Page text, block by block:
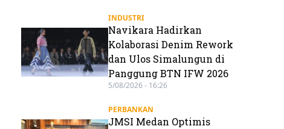
INDUSTRI
Navikara Hadirkan
Kolaborasi Denim Rework
dan Ulos Simalungun di
Panggung BTN IFW 2026
5/08/2026 - 16:26
PERBANKAN
JMSI Medan Optimis